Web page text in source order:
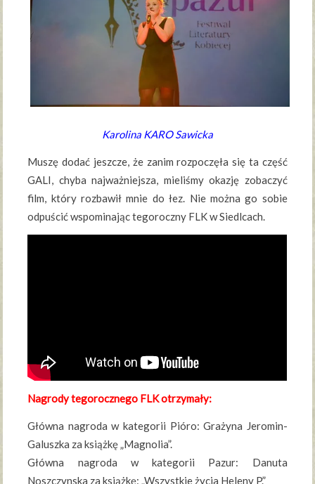
Karolina KARO Sawicka
Muszę dodać jeszcze, że zanim rozpoczęła się ta część
GALI, chyba najważniejsza, mieliśmy okazję zobaczyć
film, który rozbawił mnie do łez. Nie można go sobie
odpuścić wspominając tegoroczny FLK w Siedlcach.
Nagrody tegorocznego FLK otrzymały:
Główna nagroda w kategorii Pióro: Grażyna Jeromin-
Galuszka za książkę „Magnolia”.
Główna nagroda w kategorii Pazur: Danuta
Noszczynska za książkę: „Wszystkie życia Heleny P.”